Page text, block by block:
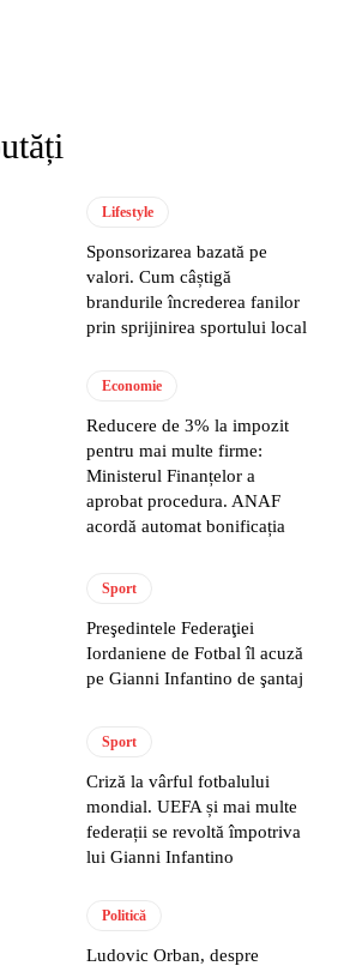
Lifestyle
Sponsorizarea bazată pe
valori. Cum câștigă
brandurile încrederea fanilor
prin sprijinirea sportului local
Economie
Reducere de 3% la impozit
pentru mai multe firme:
Ministerul Finanțelor a
aprobat procedura. ANAF
acordă automat bonificația
Sport
Preşedintele Federaţiei
Iordaniene de Fotbal îl acuză
pe Gianni Infantino de şantaj
Sport
Criză la vârful fotbalului
mondial. UEFA și mai multe
federații se revoltă împotriva
lui Gianni Infantino
Politică
Ludovic Orban, despre